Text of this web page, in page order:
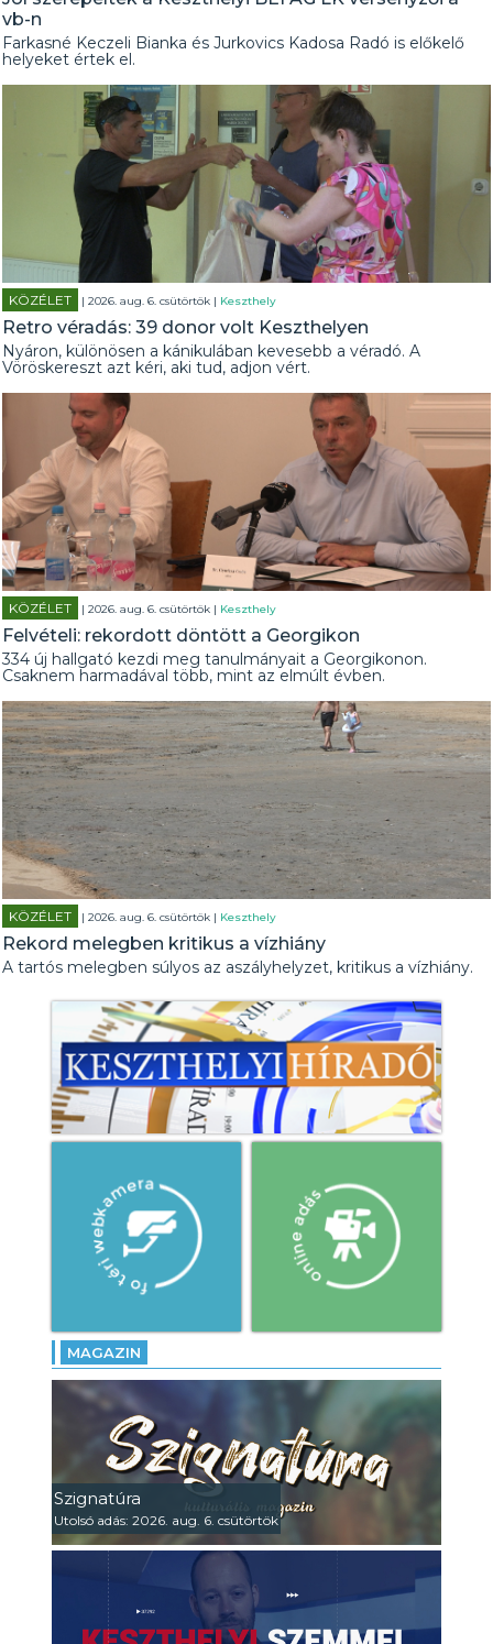
vb-n
Farkasné Keczeli Bianka és Jurkovics Kadosa Radó is előkelő
helyeket értek el.
KÖZÉLET | 2026. aug. 6. csütörtök | Keszthely
Retro véradás: 39 donor volt Keszthelyen
Nyáron, különösen a kánikulában kevesebb a véradó. A
Vöröskereszt azt kéri, aki tud, adjon vért.
KÖZÉLET | 2026. aug. 6. csütörtök | Keszthely
Felvételi: rekordott döntött a Georgikon
334 új hallgató kezdi meg tanulmányait a Georgikonon.
Csaknem harmadával több, mint az elmúlt évben.
KÖZÉLET | 2026. aug. 6. csütörtök | Keszthely
Rekord melegben kritikus a vízhiány
A tartós melegben súlyos az aszályhelyzet, kritikus a vízhiány.
MAGAZIN
Szignatúra
Utolsó adás: 2026. aug. 6. csütörtök